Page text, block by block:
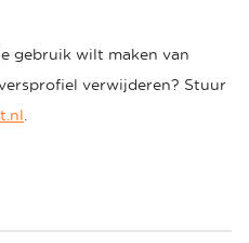
gebruik wilt maken van
verwijderen? Stuur
.